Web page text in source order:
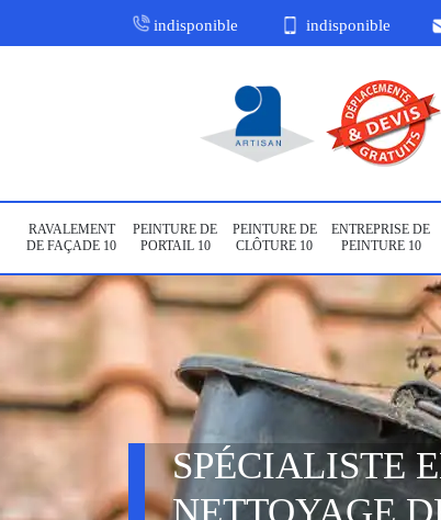
indisponible indisponible
RAVALEMENT
DE FAÇADE 10
PEINTURE DE
PORTAIL 10
PEINTURE DE
CLÔTURE 10
ENTREPRISE DE
PEINTURE 10
SPÉCIALISTE